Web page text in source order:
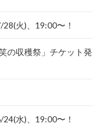
火)、19:00〜！
の収穫祭」チケット発
水)、19:00〜！